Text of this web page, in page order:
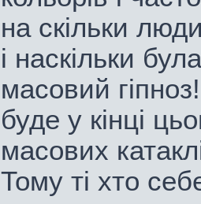
на скільки
і наскільки
масовий
буде у кінці
масових
Тому ті хто